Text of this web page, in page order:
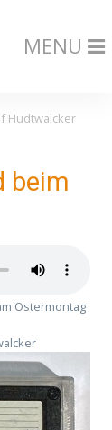
MENU
Hudtwalcker
beim
Ostermontag